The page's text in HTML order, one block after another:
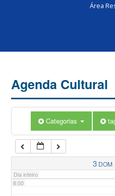
Área
Agenda Cultural
Categorias
3 DOM
Dia inteiro
5:00
7:00
8:00